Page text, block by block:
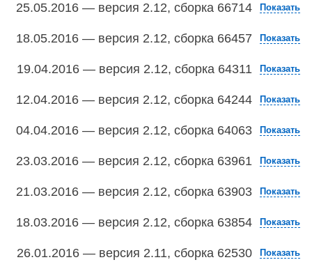
25.05.2016 — версия 2.12, сборка 66714 Показать
18.05.2016 — версия 2.12, сборка 66457 Показать
19.04.2016 — версия 2.12, сборка 64311 Показать
12.04.2016 — версия 2.12, сборка 64244 Показать
04.04.2016 — версия 2.12, сборка 64063 Показать
23.03.2016 — версия 2.12, сборка 63961 Показать
21.03.2016 — версия 2.12, сборка 63903 Показать
18.03.2016 — версия 2.12, сборка 63854 Показать
26.01.2016 — версия 2.11, сборка 62530 Показать